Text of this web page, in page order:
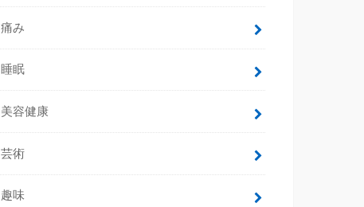
痛み
睡眠
美容健康
芸術
趣味